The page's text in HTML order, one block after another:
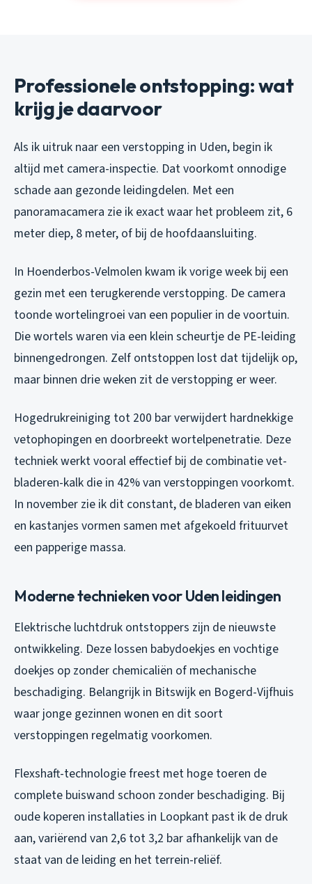
Professionele ontstopping: wat
krijg je daarvoor
Als ik uitruk naar een verstopping in Uden, begin ik
altijd met camera-inspectie. Dat voorkomt onnodige
schade aan gezonde leidingdelen. Met een
panoramacamera zie ik exact waar het probleem zit, 6
meter diep, 8 meter, of bij de hoofdaansluiting.
In Hoenderbos-Velmolen kwam ik vorige week bij een
gezin met een terugkerende verstopping. De camera
toonde wortelingroei van een populier in de voortuin.
Die wortels waren via een klein scheurtje de PE-leiding
binnengedrongen. Zelf ontstoppen lost dat tijdelijk op,
maar binnen drie weken zit de verstopping er weer.
Hogedrukreiniging tot 200 bar verwijdert hardnekkige
vetophopingen en doorbreekt wortelpenetratie. Deze
techniek werkt vooral effectief bij de combinatie vet-
bladeren-kalk die in 42% van verstoppingen voorkomt.
In november zie ik dit constant, de bladeren van eiken
en kastanjes vormen samen met afgekoeld frituurvet
een papperige massa.
Moderne technieken voor Uden leidingen
Elektrische luchtdruk ontstoppers zijn de nieuwste
ontwikkeling. Deze lossen babydoekjes en vochtige
doekjes op zonder chemicaliën of mechanische
beschadiging. Belangrijk in Bitswijk en Bogerd-Vijfhuis
waar jonge gezinnen wonen en dit soort
verstoppingen regelmatig voorkomen.
Flexshaft-technologie freest met hoge toeren de
complete buiswand schoon zonder beschadiging. Bij
oude koperen installaties in Loopkant past ik de druk
aan, variërend van 2,6 tot 3,2 bar afhankelijk van de
staat van de leiding en het terrein-reliëf.